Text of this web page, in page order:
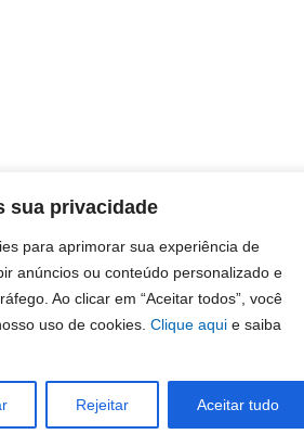
sua privacidade
para aprimorar sua experiência de
anúncios ou conteúdo personalizado e
Ao clicar em “Aceitar todos”, você
uso de cookies. Clique aqui e saiba
Rejeitar Aceitar tudo